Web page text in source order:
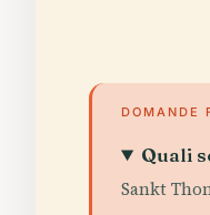
DOMANDE
Quali
Sankt